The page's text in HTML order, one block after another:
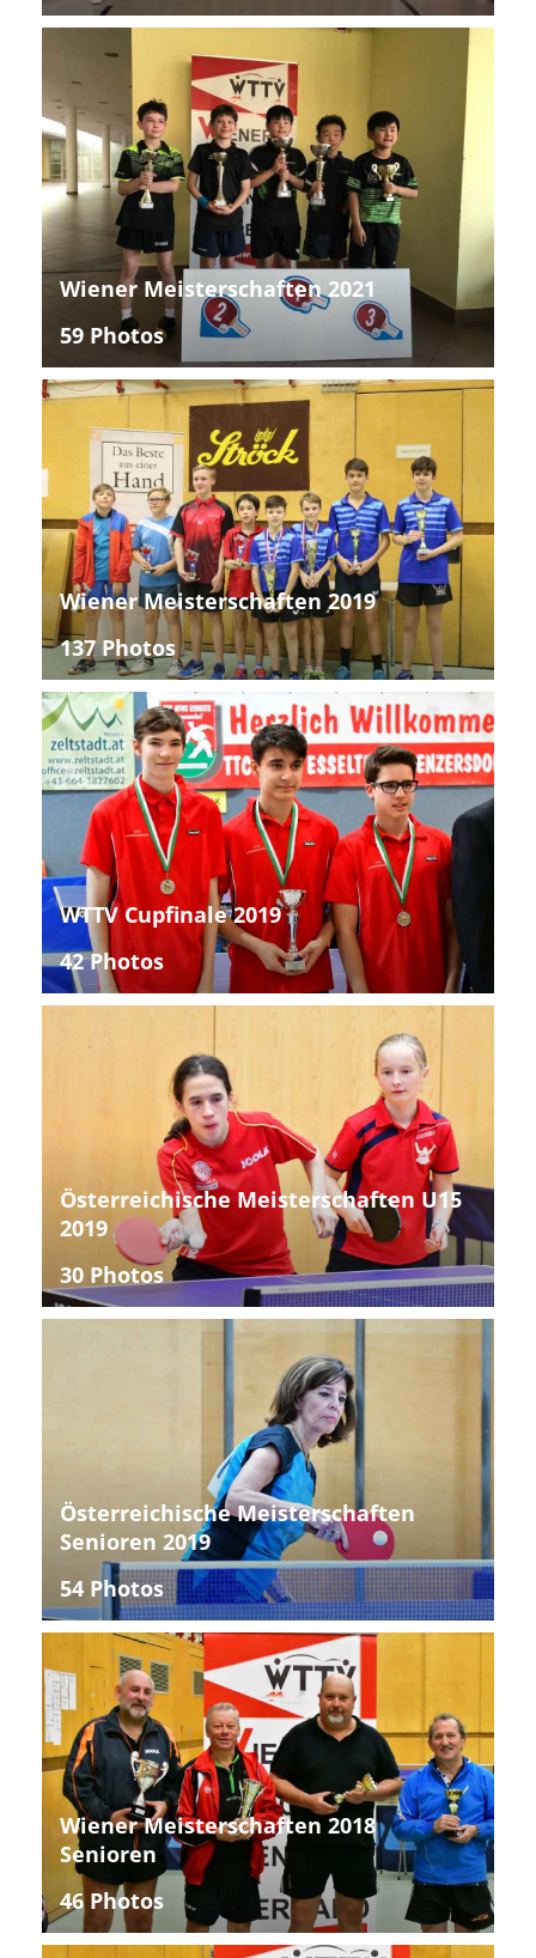
Wiener Meisterschaften 2021
59 Photos
Wiener Meisterschaften 2019
137 Photos
WTTV Cupfinale 2019
42 Photos
Österreichische Meisterschaften U15
2019
30 Photos
Österreichische Meisterschaften
Senioren 2019
54 Photos
Wiener Meisterschaften 2018
Senioren
46 Photos